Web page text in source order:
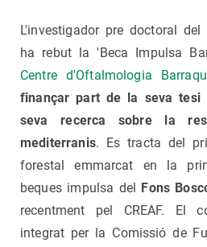
L'investigador pre doctoral del
ha rebut la 'Beca Impulsa
Centre d'Oftalmologia
finançar part de la seva tesi
seva recerca sobre la
mediterranis. Es tracta del
forestal emmarcat en la
beques impulsa del
Fons
recentment pel CREAF. El
integrat per la Comissió de